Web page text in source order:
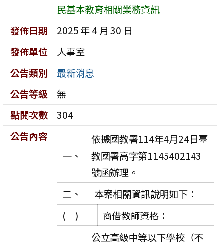
民基本教育相關業務資訊
發佈日期
2025 年 4 月 30 日
發佈單位
人事室
公告類別
最新消息
公告等級
無
點閱次數
304
公告內容
一、
依據國教署114年4月24日臺
教國署高字第1145402143
號函辦理。
二、
本案相關資訊說明如下：
(一)
商借教師資格：
公立高級中等以下學校（不